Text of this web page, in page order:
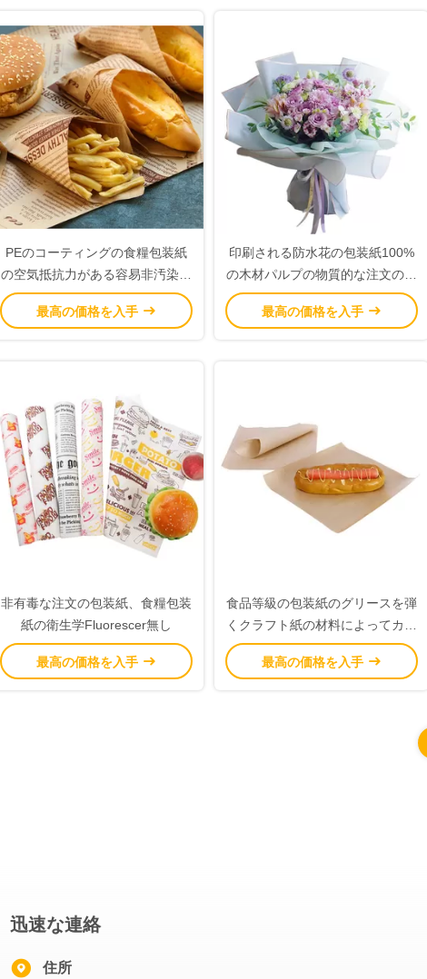
PEのコーティングの食糧包装紙
の空気抵抗力がある容易非汚染を
きれいにします
最高の価格を入手
印刷される防水花の包装紙100%
の木材パルプの物質的な注文のロ
ゴ
最高の価格を入手
非有毒な注文の包装紙、食糧包装
紙の衛生学Fluorescer無し
最高の価格を入手
食品等級の包装紙のグリースを弾
くクラフト紙の材料によってカス
タマイズされるサイズ
最高の価格を入手
迅速な連絡
住所